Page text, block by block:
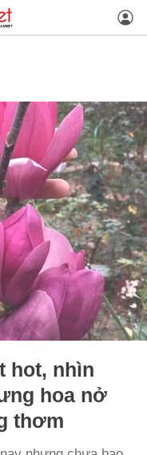
hot, nhìn
hoa nở
thơm